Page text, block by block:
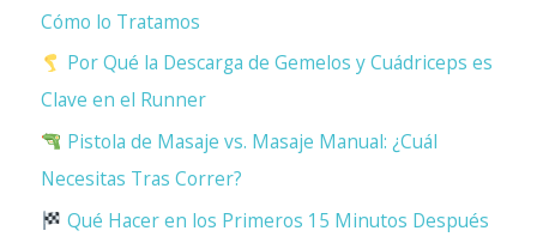
Cómo lo Tratamos
Por Qué la Descarga de Gemelos y Cuádriceps es
Clave en el Runner
Pistola de Masaje vs. Masaje Manual: ¿Cuál
Necesitas Tras Correr?
Qué Hacer en los Primeros 15 Minutos Después